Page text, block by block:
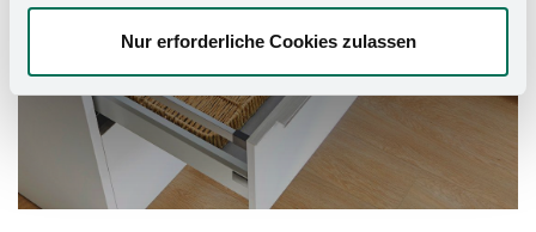
Nur erforderliche Cookies zulassen